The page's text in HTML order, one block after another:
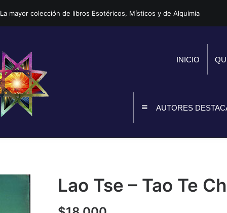
La mayor colección de libros Esotéricos, Místicos y de Alquimia
INICIO
AUTORES
Lao Tse – Tao Te